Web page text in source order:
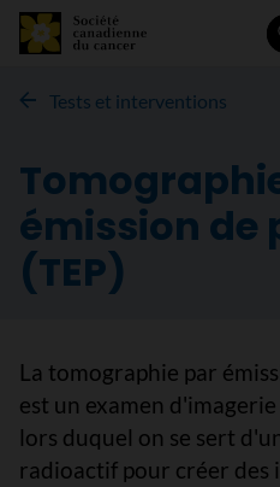
Tests et interventions
émission de
(TEP)
La tomographie par
est un examen d'imagerie
lors duquel on se sert
radioactif pour créer des